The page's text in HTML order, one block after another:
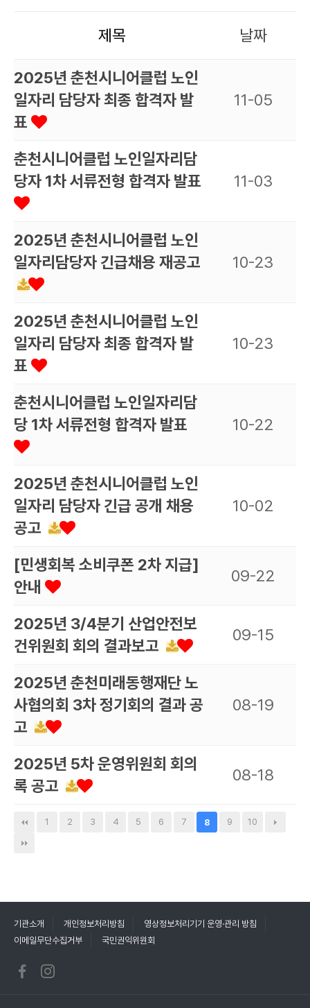
제목 날짜
2025년 춘천시니어클럽 노인
일자리 담당자 최종 합격자 발
표
11-05
춘천시니어클럽 노인일자리담
당자 1차 서류전형 합격자 발표
11-03
2025년 춘천시니어클럽 노인
일자리담당자 긴급채용 재공고
10-23
2025년 춘천시니어클럽 노인
일자리 담당자 최종 합격자 발
표
10-23
춘천시니어클럽 노인일자리담
당 1차 서류전형 합격자 발표
10-22
2025년 춘천시니어클럽 노인
일자리 담당자 긴급 공개 채용
공고
10-02
[민생회복 소비쿠폰 2차 지급]
안내
09-22
2025년 3/4분기 산업안전보
건위원회 회의 결과보고
09-15
2025년 춘천미래동행재단 노
사협의회 3차 정기회의 결과 공
고
08-19
2025년 5차 운영위원회 회의
록 공고
08-18
1 2 3 4 5 6 7 8 9 10
기관소개 개인정보처리방침
영상정보처리기기 운영·관리 방침
이메일무단수집거부
국민권익위원회